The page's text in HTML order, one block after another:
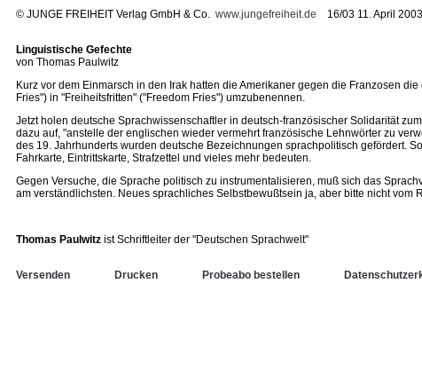
© JUNGE FREIHEIT Verlag GmbH & Co. www.jungefreiheit.de 16/03 11. April 2003
Linguistische Gefechte
von Thomas Paulwitz
Kurz vor dem Einmarsch in den Irak hatten die Amerikaner gegen die Franzosen
Fries") in "Freiheitsfritten" ("Freedom Fries") umzubenennen.
Jetzt holen deutsche Sprachwissenschaftler in deutsch-französischer Solidarität
dazu auf, "anstelle der englischen wieder vermehrt französische Lehnwörter zu
des 19. Jahrhunderts wurden deutsche Bezeichnungen sprachpolitisch gefördert.
Fahrkarte, Eintrittskarte, Strafzettel und vieles mehr bedeuten.
Gegen Versuche, die Sprache politisch zu instrumentalisieren, muß sich das
am verständlichsten. Neues sprachliches Selbstbewußtsein ja, aber bitte nicht vom
Thomas Paulwitz ist Schriftleiter der "Deutschen Sprachwelt"
Versenden Drucken Probeabo bestellen